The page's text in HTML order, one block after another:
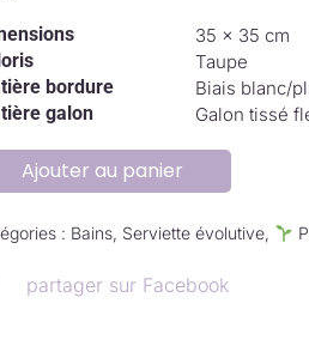
35 × 35 cm
Taupe
bordure
Biais blanc/
galon
Galon tissé
Ajouter au panier
: Bains, Serviette évolutive,
partager sur Facebook